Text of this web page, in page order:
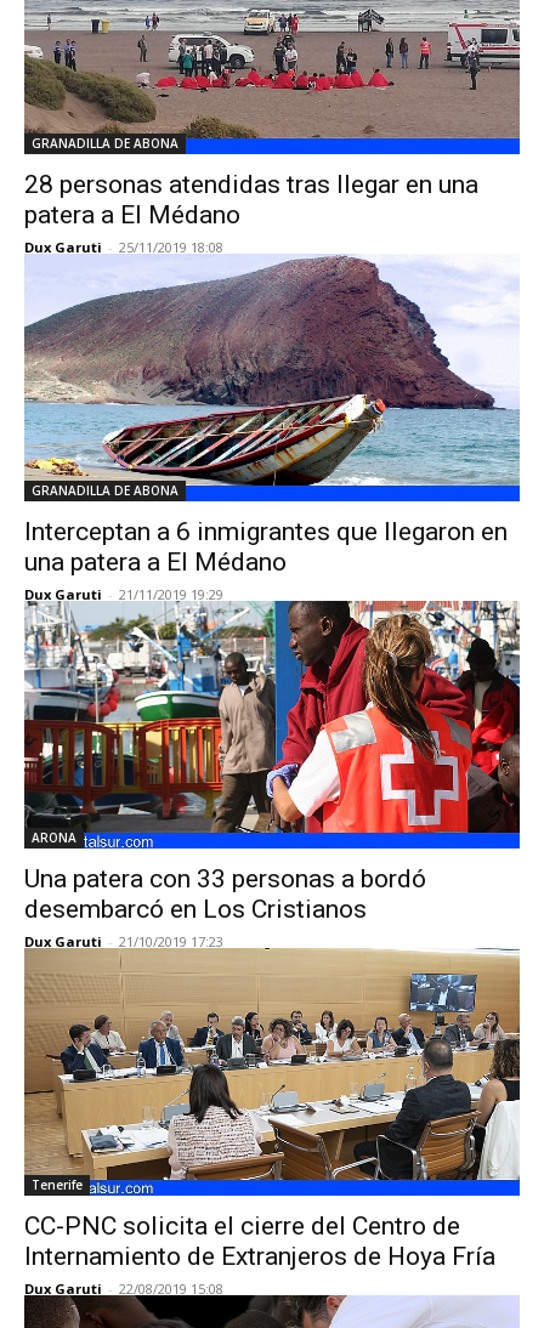
GRANADILLA DE ABONA
28 personas atendidas tras llegar en una
patera a El Médano
Dux Garuti - 25/11/2019 18:08
GRANADILLA DE ABONA
Interceptan a 6 inmigrantes que llegaron en
una patera a El Médano
Dux Garuti - 21/11/2019 19:29
ARONA
Una patera con 33 personas a bordó
desembarcó en Los Cristianos
Dux Garuti - 21/10/2019 17:23
Tenerife
CC-PNC solicita el cierre del Centro de
Internamiento de Extranjeros de Hoya Fría
Dux Garuti - 22/08/2019 15:08